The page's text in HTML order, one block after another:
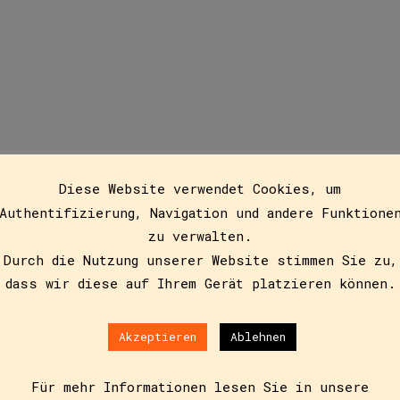
Recheis
Diese Website verwendet Cookies, um
Authentifizierung, Navigation und andere Funktionen
zu verwalten.
Durch die Nutzung unserer Website stimmen Sie zu,
dass wir diese auf Ihrem Gerät platzieren können.
Akzeptieren Ablehnen
Für mehr Informationen lesen Sie in unsere